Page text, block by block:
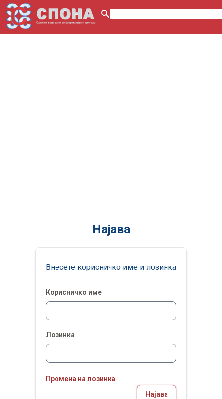
Најава
Внесете корисничко име и лозинка
Корисничко име
Лозинка
Промена на лозинка
Најава